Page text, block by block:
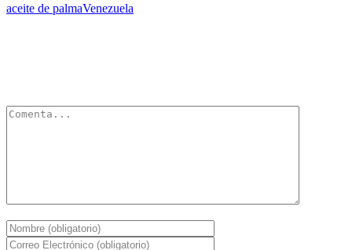
aceite de palmaVenezuela